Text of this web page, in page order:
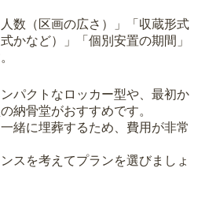
数（区画の広さ）」「収蔵形式
かなど）」「個別安置の期間」
パクトなロッカー型や、最初か
納骨堂がおすすめです。
緒に埋葬するため、費用が非常
スを考えてプランを選びましょ